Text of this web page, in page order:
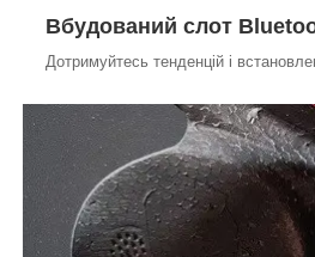
Вбудований слот
Дотримуйтесь тенденцій і